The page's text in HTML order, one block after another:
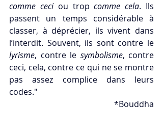
comme ceci ou trop comme cela. Ils
passent un temps considérable à
classer, à déprécier, ils vivent dans
lyrisme, contre le symbolisme, contre
ceci, cela, contre ce qui ne se montre
pas assez complice dans leurs
codes."
*Bouddha